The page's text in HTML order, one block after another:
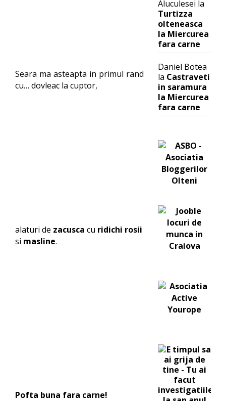
Seara ma asteapta in primul rand
cu… dovleac la cuptor,
alaturi de zacusca cu ridichi rosii
si masline.
Pofta buna fara carne!
Aluculesei la
Turtizza
olteneasca
la Miercurea
fara carne
Daniel Botea
la Castraveti
in saramura
la Miercurea
fara carne